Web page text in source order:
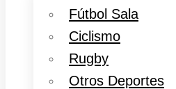
Fútbol Sala
Ciclismo
Rugby
Otros Deportes